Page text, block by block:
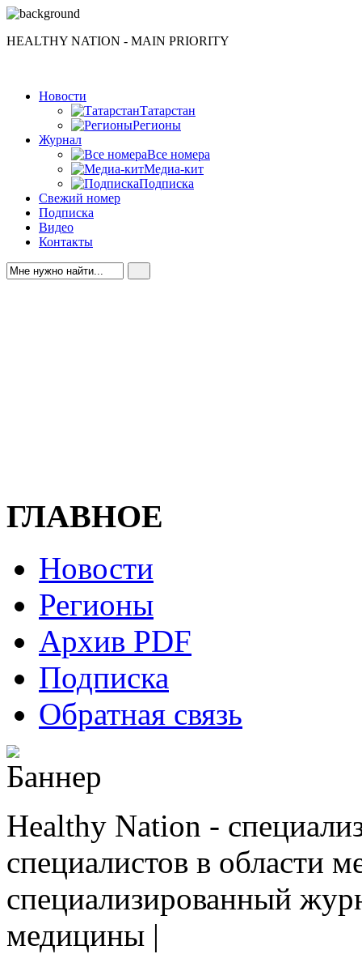
HEALTHY NATION - MAIN PRIORITY
Новости
Татарстан
Регионы
Журнал
Все номера
Медиа-кит
Подписка
Свежий номер
Подписка
Видео
Контакты
ГЛАВНОЕ
Новости
Регионы
Архив PDF
Подписка
Обратная связь
Healthy Nation -
специалистов в области
cпециализированный
медицины |